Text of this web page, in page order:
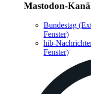
Mastodon-
Bundestag
Fenster)
hib-
Fenster)